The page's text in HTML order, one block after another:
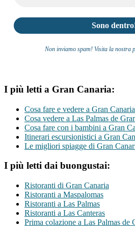
Non inviamo spam! Visita la nostra
I più letti a Gran Canaria:
Cosa fare e vedere a Gran Canaria
Cosa vedere a Las Palmas de
Cosa fare con i bambini a Gran
Itinerari escursionistici a Gran
Le migliori spiagge di Gran
I più letti dai buongustai:
Ristoranti di Gran Canaria
Ristoranti a Maspalomas
Ristoranti a Las Palmas
Ristoranti a Las Canteras
Prima colazione a Las Palmas de